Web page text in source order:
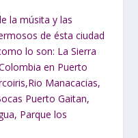
la músita y las
de ésta ciudad
lo son: La Sierra
en Puerto
Manacacias,
Puerto Gaitan,
Parque los